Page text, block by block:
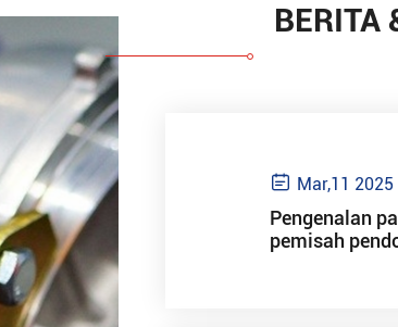
BERITA
 Mar,11 2025
Pengenalan
pemisah